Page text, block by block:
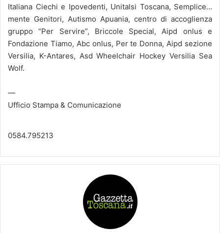
Italiana Ciechi e Ipovedenti, Unitalsi Toscana, Semplice…
mente Genitori, Autismo Apuania, centro di accoglienza
gruppo “Per Servire”, Briccole Special, Aipd onlus e
Fondazione Tiamo, Abc onlus, Per te Donna, Aipd sezione
Versilia, K-Antares, Asd Wheelchair Hockey Versilia Sea
Wolf.
—
Ufficio Stampa & Comunicazione
0584.795213